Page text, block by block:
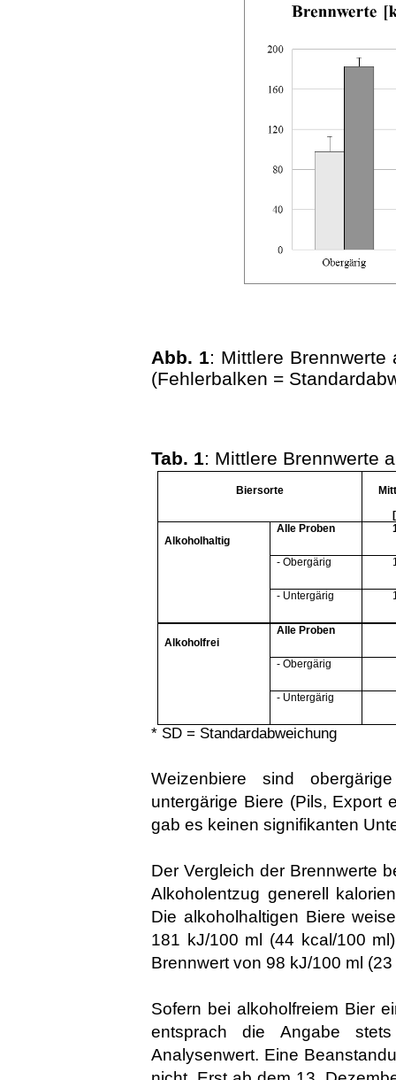
Abb. 1: Mittlere
(Fehlerbalken =
Tab. 1: Mittlere Brennwerte
Biersorte
Alkoholhaltig
Alle Proben
- Obergärig
- Untergärig
Alkoholfrei
Alle Proben
- Obergärig
- Untergärig
* SD = Standardabweichung
Weizenbiere sind
untergärige Biere (Pils, Export
gab es keinen signifikanten
Der Vergleich der Brennwerte
Alkoholentzug generell
Die alkoholhaltigen Biere
181 kJ/100 ml (44 kcal/100
Brennwert von 98 kJ/100 ml
Sofern bei alkoholfreiem Bier
entsprach die Angabe
Analysenwert. Eine